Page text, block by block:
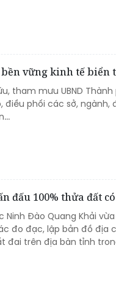
vững kinh tế biển
tham mưu UBND
điều phối các sở, ngành,
đấu 100% thửa đất
Ninh Đào Quang Khải
đo đạc, lập bản đồ địa
đai trên địa bàn tỉnh